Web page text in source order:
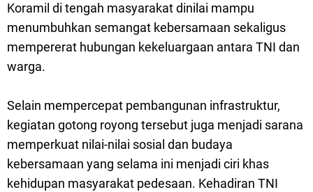
Koramil di tengah masyarakat dinilai mampu
menumbuhkan semangat kebersamaan sekaligus
mempererat hubungan kekeluargaan antara TNI dan
warga.
Selain mempercepat pembangunan infrastruktur,
kegiatan gotong royong tersebut juga menjadi sarana
memperkuat nilai-nilai sosial dan budaya
kebersamaan yang selama ini menjadi ciri khas
kehidupan masyarakat pedesaan. Kehadiran TNI